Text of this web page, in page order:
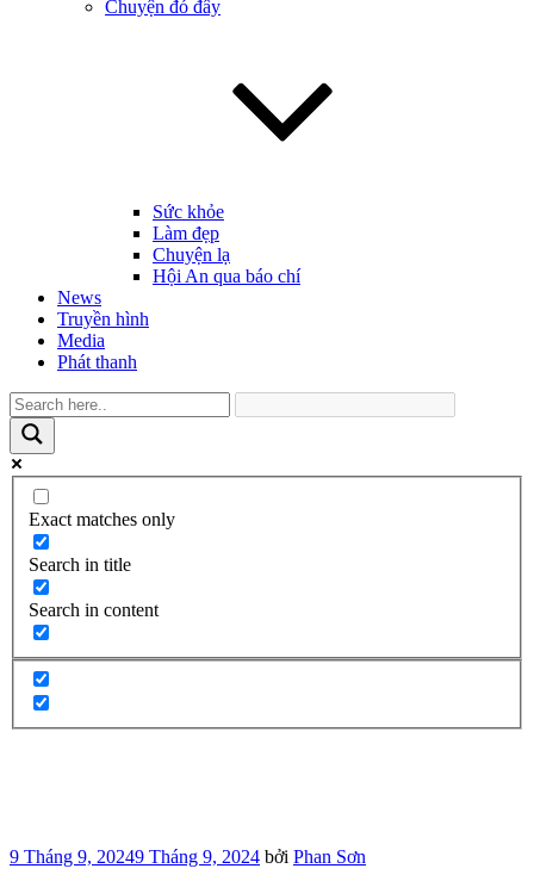
Chuyện đó đây
Sức khỏe
Làm đẹp
Chuyện lạ
Hội An qua báo chí
News
Truyền hình
Media
Phát thanh
Exact matches only
Search in title
Search in content
Đăng
9 Tháng 9, 20249 Tháng 9, 2024 bởi Phan Sơn